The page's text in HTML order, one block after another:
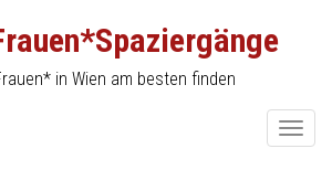
in Wien am besten finden
T